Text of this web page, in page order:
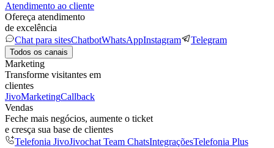
Atendimento ao cliente
Ofereça atendimento
de excelência
Chat para sitesChatbotWhatsAppInstagram Telegram
Todos os canais
Marketing
Transforme visitantes em
clientes
JivoMarketingCallback
Vendas
Feche mais negócios, aumente o ticket
e cresça sua base de clientes
Telefonia JivoJivochat Team ChatsIntegraçõesTelefonia Plus